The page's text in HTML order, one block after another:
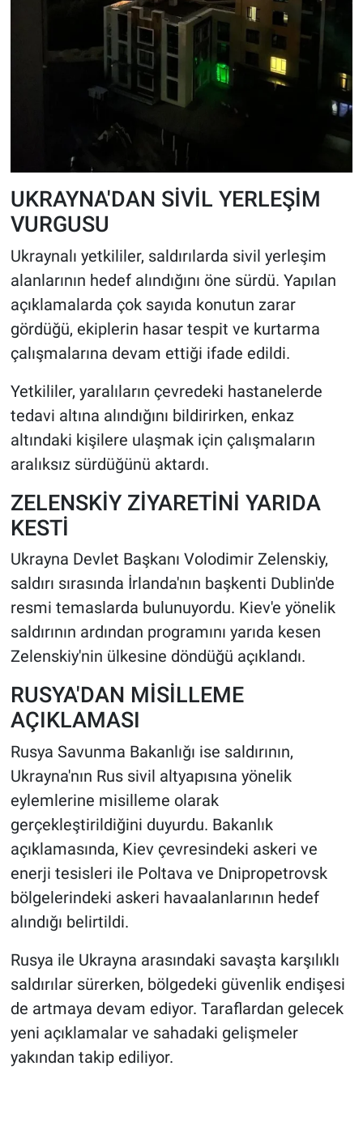
UKRAYNA'DAN SİVİL YERLEŞİM
VURGUSU
Ukraynalı yetkililer, saldırılarda sivil yerleşim
alanlarının hedef alındığını öne sürdü. Yapılan
açıklamalarda çok sayıda konutun zarar
gördüğü, ekiplerin hasar tespit ve kurtarma
çalışmalarına devam ettiği ifade edildi.
Yetkililer, yaralıların çevredeki hastanelerde
tedavi altına alındığını bildirirken, enkaz
altındaki kişilere ulaşmak için çalışmaların
aralıksız sürdüğünü aktardı.
ZELENSKİY ZİYARETİNİ YARIDA
KESTİ
Ukrayna Devlet Başkanı Volodimir Zelenskiy,
saldırı sırasında İrlanda'nın başkenti Dublin'de
resmi temaslarda bulunuyordu. Kiev'e yönelik
saldırının ardından programını yarıda kesen
Zelenskiy'nin ülkesine döndüğü açıklandı.
RUSYA'DAN MİSİLLEME
AÇIKLAMASI
Rusya Savunma Bakanlığı ise saldırının,
Ukrayna'nın Rus sivil altyapısına yönelik
eylemlerine misilleme olarak
gerçekleştirildiğini duyurdu. Bakanlık
açıklamasında, Kiev çevresindeki askeri ve
enerji tesisleri ile Poltava ve Dnipropetrovsk
bölgelerindeki askeri havaalanlarının hedef
alındığı belirtildi.
Rusya ile Ukrayna arasındaki savaşta karşılıklı
saldırılar sürerken, bölgedeki güvenlik endişesi
de artmaya devam ediyor. Taraflardan gelecek
yeni açıklamalar ve sahadaki gelişmeler
yakından takip ediliyor.